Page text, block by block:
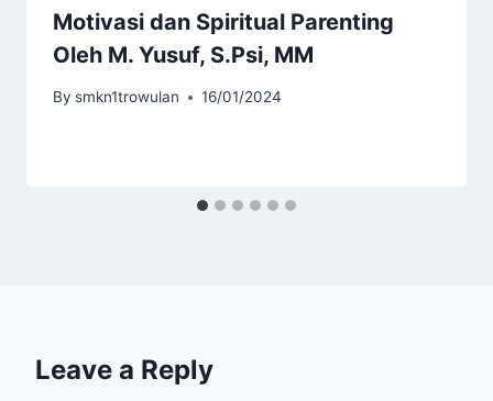
Motivasi dan Spiritual Parenting
Oleh M. Yusuf, S.Psi, MM
By smkn1trowulan 16/01/2024
Leave a Reply